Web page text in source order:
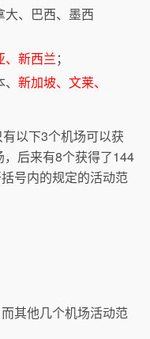
大、巴西、墨西
、新西兰；
、新加坡、文莱、
以下3个机场可以获
后来有8个获得了144
号内的规定的活动范
其他几个机场活动范